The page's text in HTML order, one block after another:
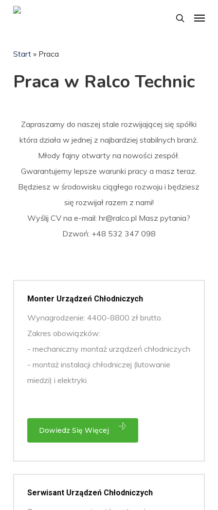
Skip
content
search
Menu
Start» Praca
Praca w Ralco Technic
Zapraszamy do naszej stale rozwijającej się spółki
która działa w jednej z najbardziej stabilnych branż.
Młody fajny otwarty na nowości zespół.
Gwarantujemy lepsze warunki pracy a masz teraz.
Będziesz w środowisku ciągłego rozwoju i będziesz
się rozwijał razem z nami!
Wyślij CV na e-mail:hr@ralco.pl Masz pytania?
Dzwoń: +48 532 347 098
Monter Urządzeń Chłodniczych
Wynagrodzenie: 4400-8800 zł brutto.
Zakres obowiązków:
- mechaniczny montaż urządzeń chłodniczych
- montaż instalacji chłodniczej (lutowanie
miedzi) i elektryki
Dowiedz Się Więcej
Serwisant Urządzeń Chłodniczych